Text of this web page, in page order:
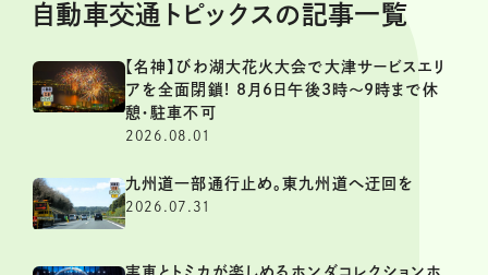
自動車交通トピックスの記事一覧
【名神】びわ湖大花火大会で大津サービスエリ
アを全面閉鎖! 8月6日午後3時～9時まで休
憩・駐車不可
2026.08.01
九州道一部通行止め。東九州道へ迂回を
2026.07.31